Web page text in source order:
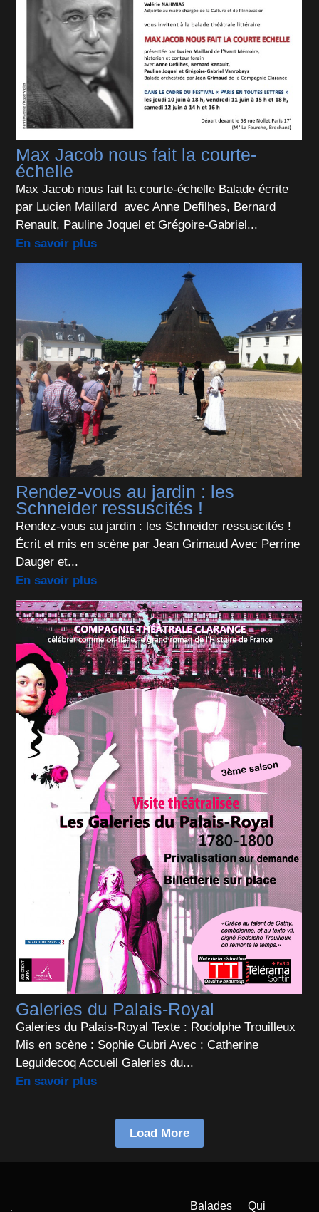
Max Jacob nous fait la courte-
échelle
Max Jacob nous fait la courte-échelle Balade écrite
par Lucien Maillard avec Anne Defilhes, Bernard
Renault, Pauline Joquel et Grégoire‐Gabriel...
En savoir plus
Rendez-vous au jardin : les
Schneider ressuscités !
Rendez-vous au jardin : les Schneider ressuscités !
Écrit et mis en scène par Jean Grimaud Avec Perrine
Dauger et...
En savoir plus
Galeries du Palais-Royal
Galeries du Palais-Royal Texte : Rodolphe Trouilleux
Mis en scène : Sophie Gubri Avec : Catherine
Leguidecoq Accueil Galeries du...
En savoir plus
Load More
Balades Qui